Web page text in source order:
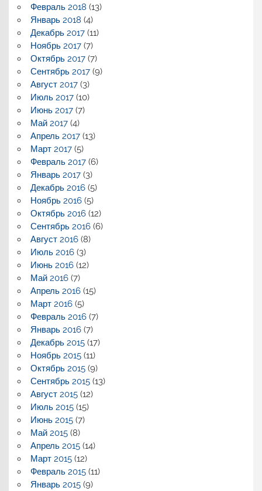
Февраль 2018 (13)
Январь 2018 (4)
Декабрь 2017(11)
Ноябрь 2017(7)
Октябрь 2017(7)
Сентябрь 2017(9)
Август 2017(3)
Июль 2017(10)
Июнь 2017(7)
Май 2017(4)
Апрель 2017(13)
Март 2017(5)
Февраль 2017(6)
Январь 2017(3)
Декабрь 2016(5)
Ноябрь 2016(5)
Октябрь 2016(12)
Сентябрь 2016(6)
Август 2016(8)
Июль 2016(3)
Июнь 2016(12)
Май 2016(7)
Апрель 2016(15)
Март 2016(5)
Февраль 2016(7)
Январь 2016(7)
Декабрь 2015(17)
Ноябрь 2015(11)
Октябрь 2015(9)
Сентябрь 2015(13)
Август 2015(12)
Июль 2015(15)
Июнь 2015(7)
Май 2015(8)
Апрель 2015(14)
Март 2015(12)
Февраль 2015(11)
Январь 2015(9)